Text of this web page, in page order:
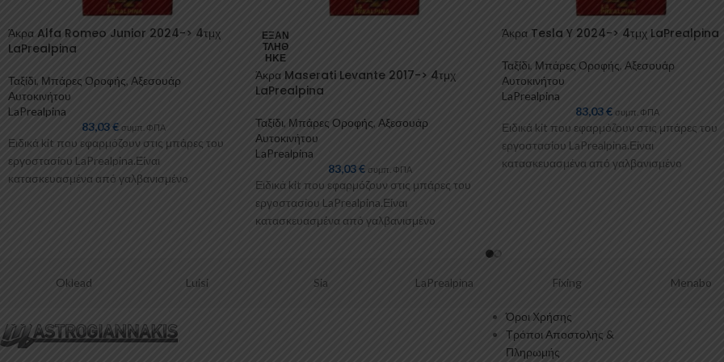
Άκρα Alfa Romeo Junior 2024-> 4τμχ
LaPrealpina
Ταξίδι, Μπάρες Οροφής, Αξεσουάρ
Αυτοκινήτου
LaPrealpina
83,03€ συμπ. ΦΠΑ
Ειδικά kit που εφαρμόζουν στις μπάρες του
εργοστασίου LaPrealpina.Είναι
κατασκευασμένα από γαλβανισμένo
ΕΞΑΝ
ΤΛΉΘ
ΗΚΕ
Άκρα Maserati Levante 2017-> 4τμχ
LaPrealpina
Ταξίδι, Μπάρες Οροφής, Αξεσουάρ
Αυτοκινήτου
LaPrealpina
83,03€ συμπ. ΦΠΑ
Ειδικά kit που εφαρμόζουν στις μπάρες του
εργοστασίου LaPrealpina.Είναι
κατασκευασμένα από γαλβανισμένo
Άκρα Tesla Y 2024-> 4τμχ LaPrealpina
Ταξίδι, Μπάρες Οροφής, Αξεσουάρ
Αυτοκινήτου
LaPrealpina
83,03€ συμπ. ΦΠΑ
Ειδικά kit που εφαρμόζουν στις μπάρες του
εργοστασίου LaPrealpina.Είναι
κατασκευασμένα από γαλβανισμένo
Oklead Luisi Sia LaPrealpina Fixing Menabo
Όροι Χρήσης
Τρόποι Αποστολής &
Πληρωμής